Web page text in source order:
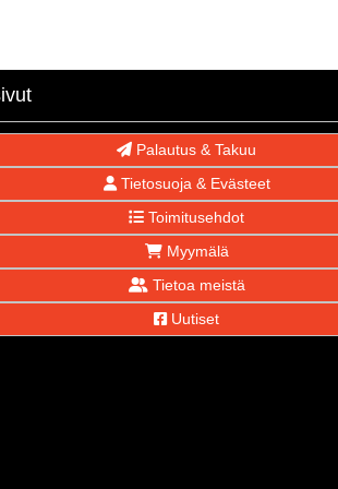
Palautus & Takuu
Tietosuoja & Evästeet
Toimitusehdot
Myymälä
Tietoa meistä
Uutiset